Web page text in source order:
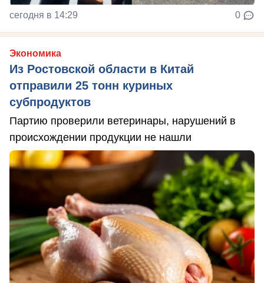
сегодня в 14:29 0
Экономика
Из Ростовской области в Китай
отправили 25 тонн куриных
субпродуктов
Партию проверили ветеринары, нарушений в
происхождении продукции не нашли